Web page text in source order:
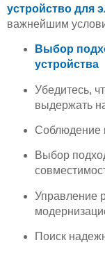
устройство для
важнейшим
Выбор
устройства
Убедитесь,
выдержать
Соблюдение
Выбор
Управление
Поиск